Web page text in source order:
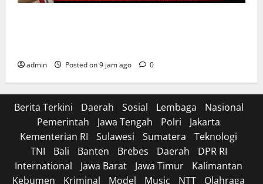
admin Posted on 9 jam ago 0
Berita Terkini Daerah Sosial Lembaga
Nasional
Pemerintah
Jawa Tengah Polri
Jakarta
Kementerian RI
Sulawesi Sumatera
Teknologi
TNI
Bali Banten Brebes Daerah
DPR RI
International
Jawa Barat Jawa Timur
Kalimantan
Kebumen
Kriminal Model Music NTT Olahraga